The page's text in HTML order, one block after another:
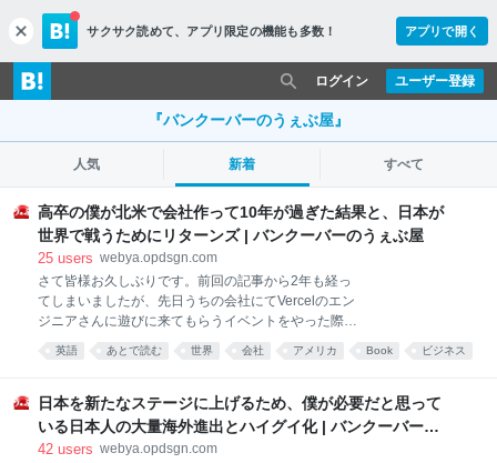
c
l
o
s
サクサク読めて、 アプリ限定の機能も多数！ アプリで開く
ユーザー登録
ログイン
『バンクーバーのうぇぶ屋』
人気 新着 すべて
高卒の僕が北米で会社作って10年が過ぎた結果と、日本が
世界で戦うためにリターンズ | バンクーバーのうぇぶ屋
25 users webya.opdsgn.com
さて皆様お久しぶりです。前回の記事から2年も経っ
てしまいましたが、先日うちの会社にてVercelのエン
ジニアさんに遊びに来てもらうイベントをやった際ブ
ログを再開すると公言したり、最近実は近しい人がブ
ログ毎日更新してるのを目の当たりにしたり、あと最
自分の日々の考えを伝える努力が必要だ」とかなんだ
とかって話に影響され、とりあえず鉛のように思い腰
を持ち上げて執筆作業を再開させて頂く流れとなりま
英語 あとで読む 世界 会社 アメリカ Book ビジネス
日本を新たなステージに上げるため、僕が必要だと思って
いる日本人の大量海外進出とハイグイ化 | バンクーバーの
うぇぶ屋
42 users webya.opdsgn.com